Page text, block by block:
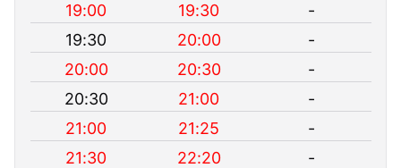
19:00
19:30
-
19:30
20:00
-
20:00
20:30
-
20:30
21:00
-
21:00
21:25
-
21:30
22:20
-